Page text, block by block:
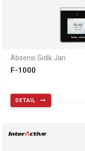
Absensi Sidik Jari
F-1000
DETAIL